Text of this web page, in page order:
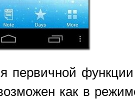
первичной
как в